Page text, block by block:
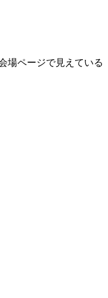
場ページで見えている